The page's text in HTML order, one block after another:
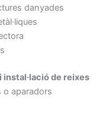
danyades
de reixes
o aparadors